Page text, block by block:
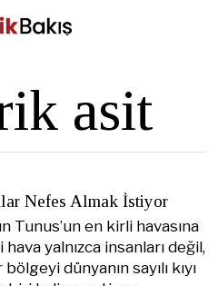
asit
Nefes Almak İstiyor
Tunus’un en kirli havasına
yalnızca insanları değil,
dünyanın sayılı kıyı